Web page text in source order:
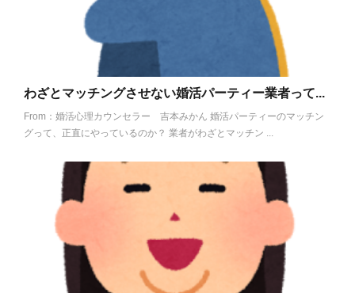
わざとマッチングさせない婚活パーティー業者って...
From：婚活心理カウンセラー 吉本みかん 婚活パーティーのマッチン
グって、正直にやっているのか？ 業者がわざとマッチン ...